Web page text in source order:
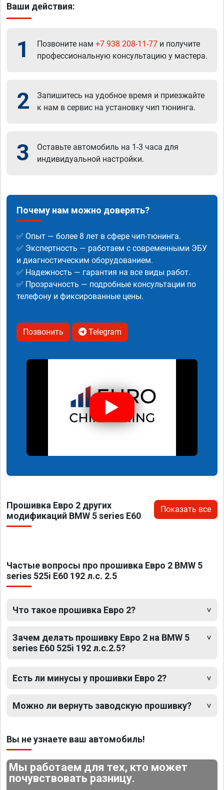
Ваши действия:
1 Позвоните нам +7 938 208-11-77 и получите
профессиональную консультацию у мастера.
2
Запишитесь на удобное время и приезжайте
к нам в сервис на установку чип тюнинга.
3
Оставьте автомобиль на 1-3 часа для
индивидуальной настройки.
Почему нам можно доверять?
✅ Опыт — более 8 лет в сфере чип-тюнинга.
✅ Экспертность — работаем с современными ЭБУ
и диагностическим оборудованием.
✅ Надежность — гарантия на все виды работ.
✅ Прозрачность — подробные консультации по
телефону и фиксированные цены.
Позвонить Telegram
Прошивка Евро 2 других
модификаций BMW 5 series E60
Показать все
Частые вопросы про прошивка Евро 2 BMW 5
series 525i E60 192 л.с. 2.5
Что такое прошивка Евро 2?
Зачем делать прошивку Евро 2 на BMW 5
series E60 525i 192 л.с.2.5?
Есть ли минусы у прошивки Евро 2?
Можно ли вернуть заводскую прошивку?
Вы не узнаете ваш автомобиль!
Мы работаем для тех, кто может
почувствовать разницу.